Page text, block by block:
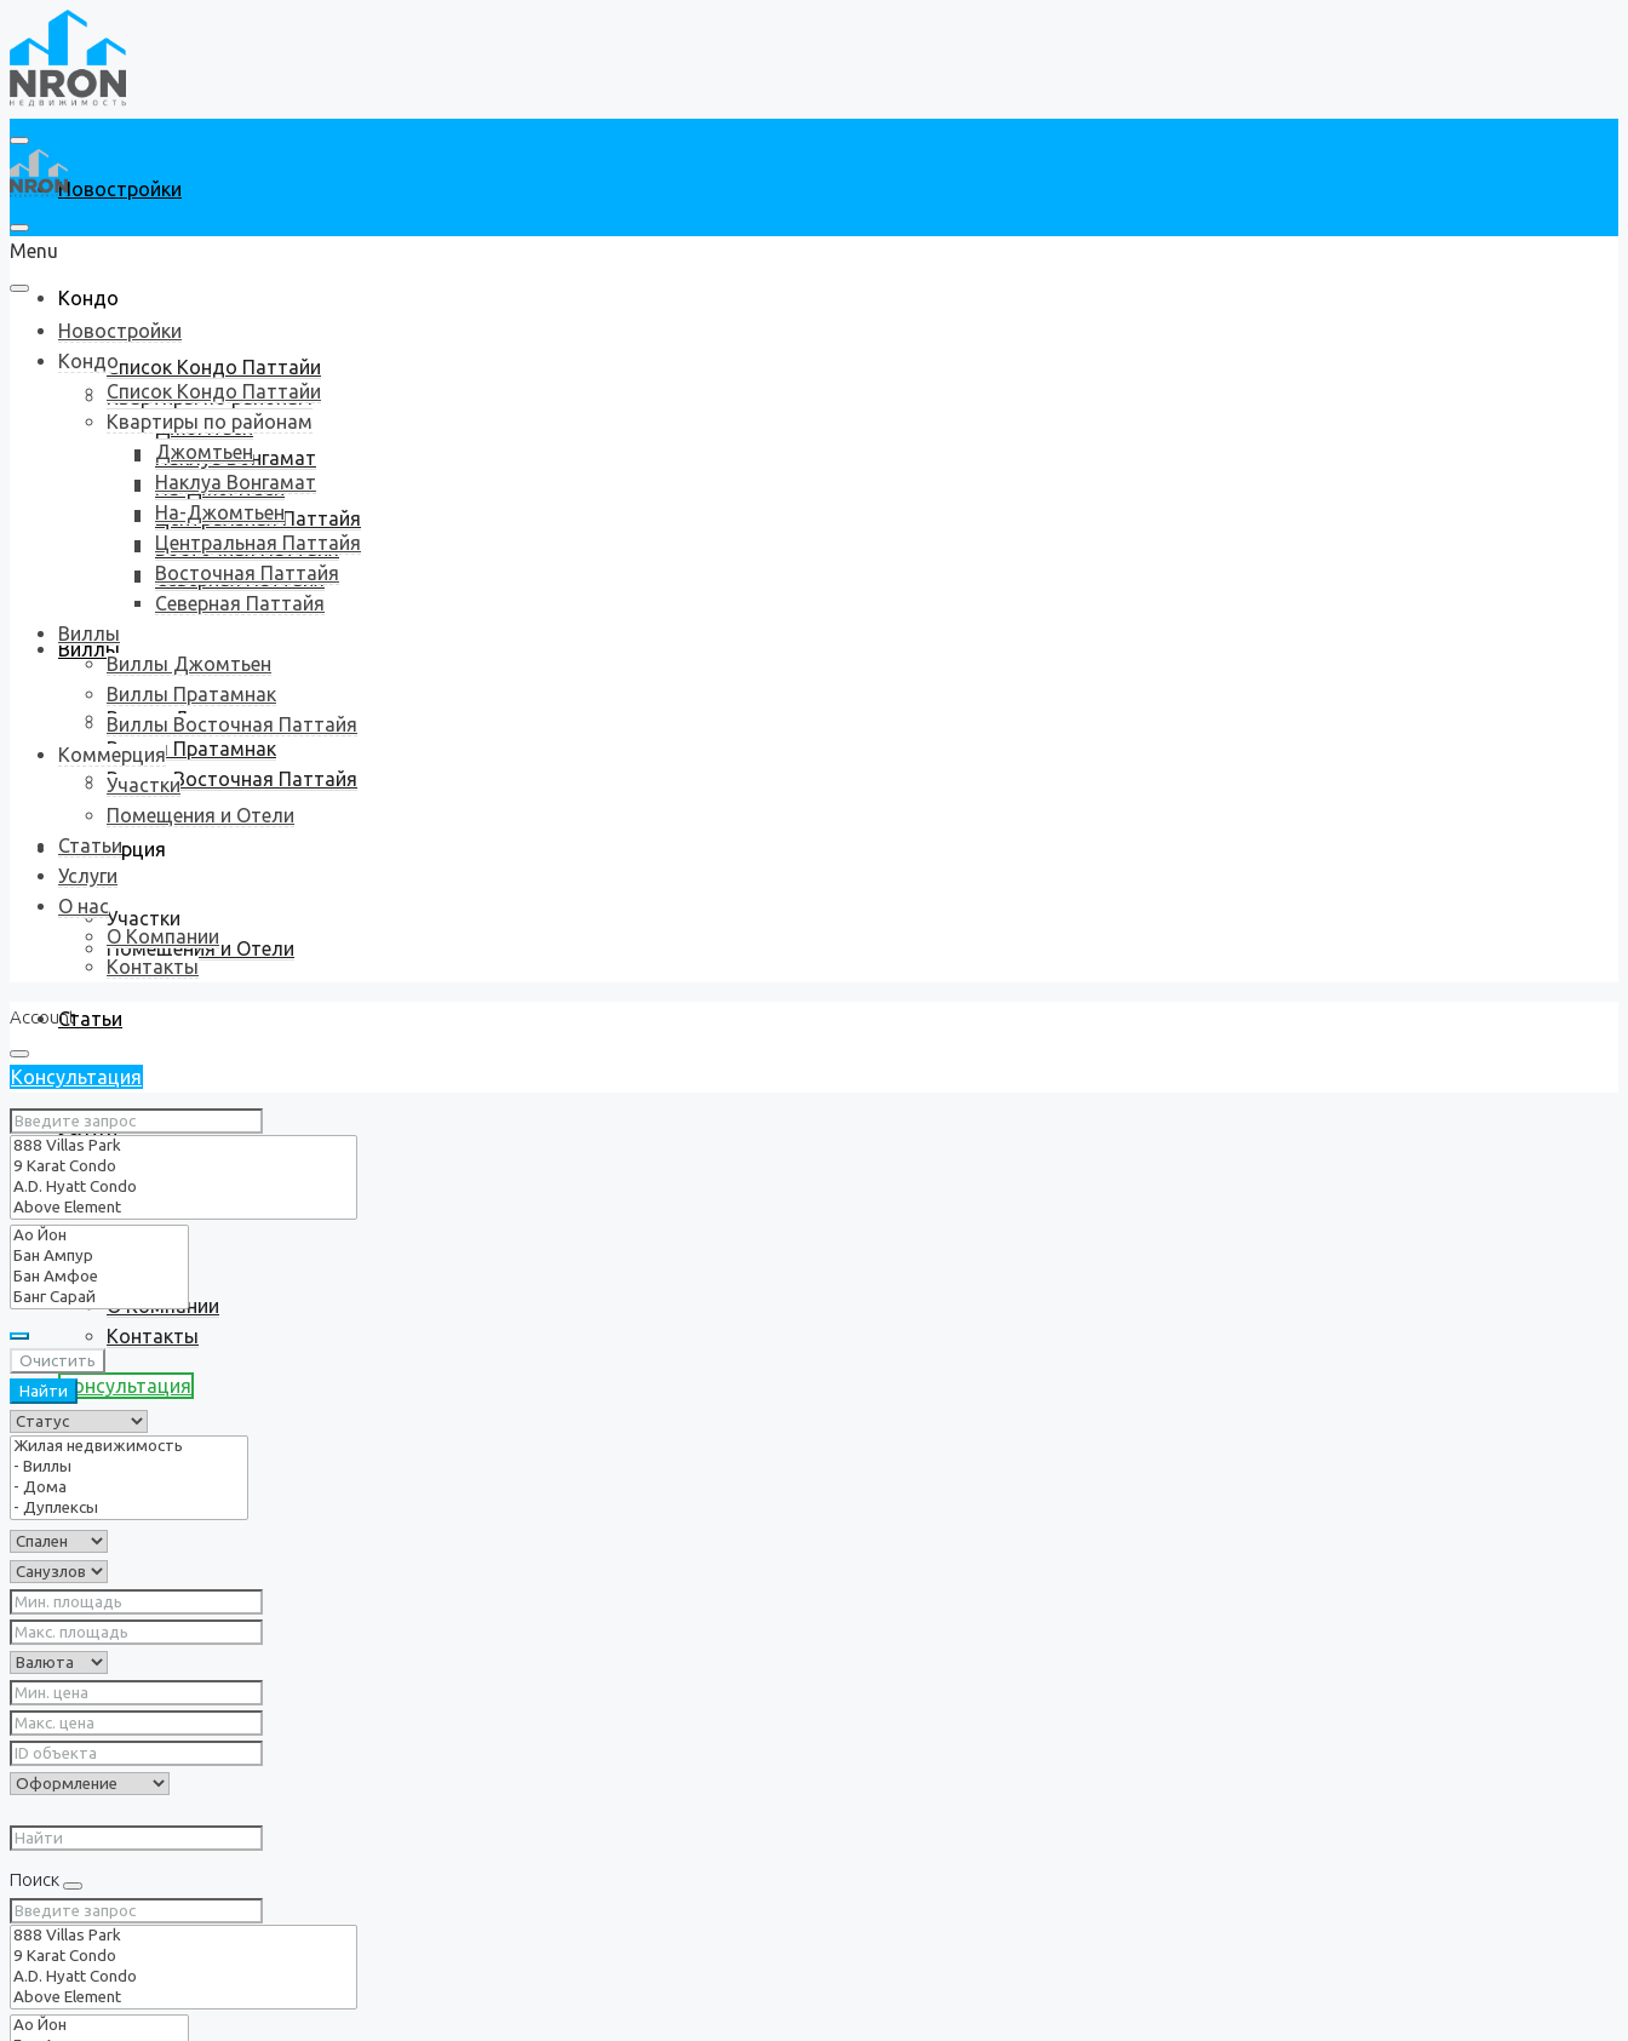
Новостройки
Кондо
Список Кондо Паттайи
Квартиры по районам
Джомтьен
Наклуа Вонгамат
На-Джомтьен
Центральная Паттайя
Восточная Паттайя
Северная Паттайя
Виллы
Виллы Джомтьен
Виллы Пратамнак
Виллы Восточная Паттайя
Коммерция
Участки
Помещения и Отели
Статьи
Услуги
О нас
О Компании
Контакты
Консультация
Menu
Новостройки
Кондо
Список Кондо Паттайи
Квартиры по районам
Джомтьен
Наклуа Вонгамат
На-Джомтьен
Центральная Паттайя
Восточная Паттайя
Северная Паттайя
Виллы
Виллы Джомтьен
Виллы Пратамнак
Виллы Восточная Паттайя
Коммерция
Участки
Помещения и Отели
Статьи
Услуги
О нас
О Компании
Контакты
Account
Консультация
Очистить
Найти
Поиск